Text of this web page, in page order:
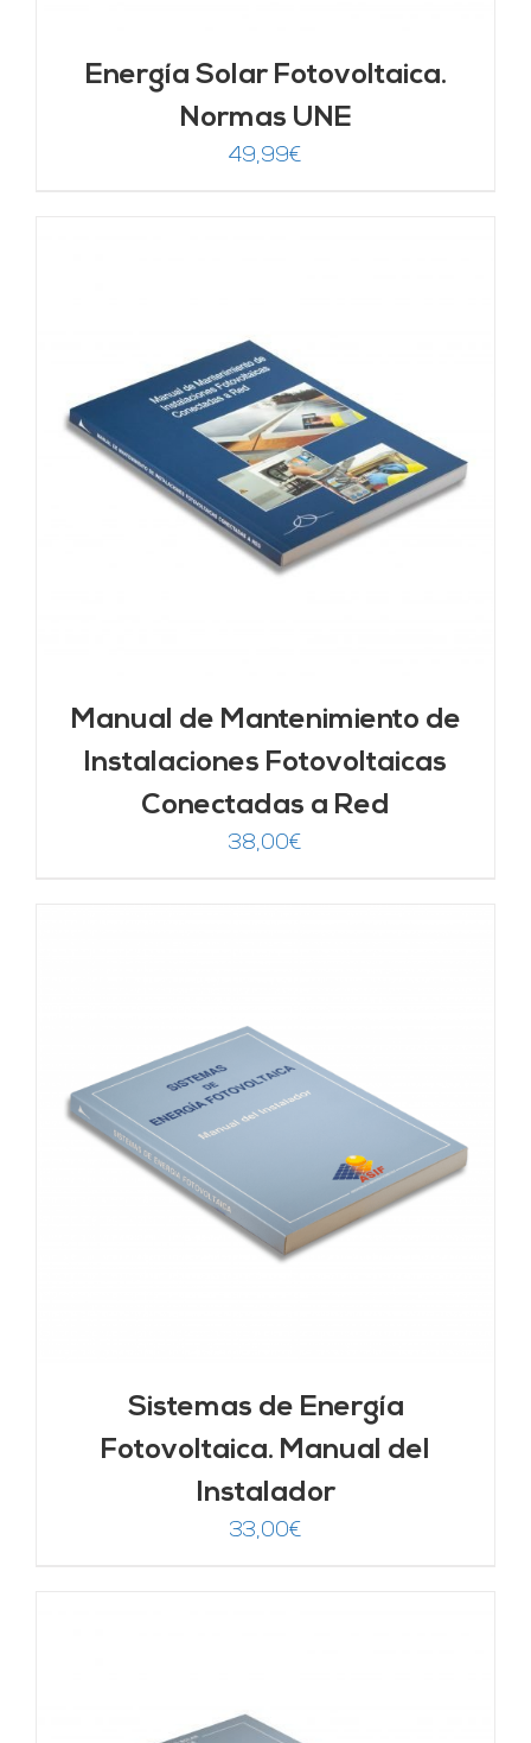
Energía Solar Fotovoltaica.
Normas UNE
49,99€
Manual de Mantenimiento de
Instalaciones Fotovoltaicas
Conectadas a Red
38,00€
Sistemas de Energía
Fotovoltaica. Manual del
Instalador
33,00€